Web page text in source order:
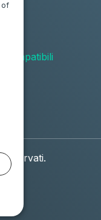
compatibili
riservati.
of